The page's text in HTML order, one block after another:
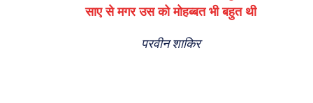
साए से मगर उस को मोहब्बत भी बहुत थी
परवीन शाकिर